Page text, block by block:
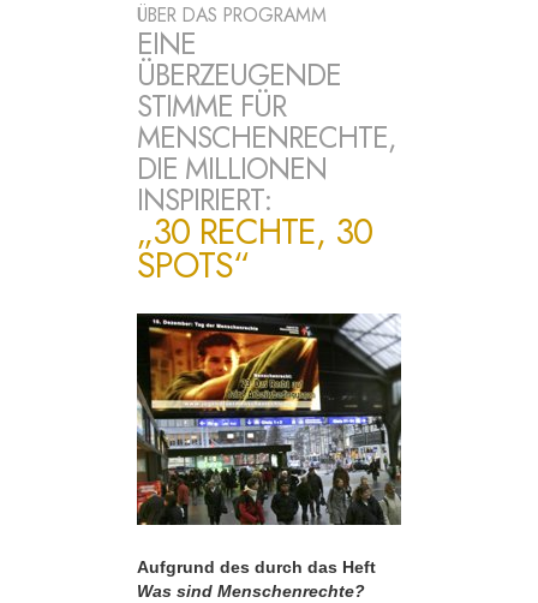
ÜBER DAS PROGRAMM
EINE
ÜBERZEUGENDE
STIMME FÜR
MENSCHENRECHTE,
DIE MILLIONEN
INSPIRIERT:
„30 RECHTE, 30
SPOTS“
Aufgrund des durch das Heft
Was sind Menschenrechte?